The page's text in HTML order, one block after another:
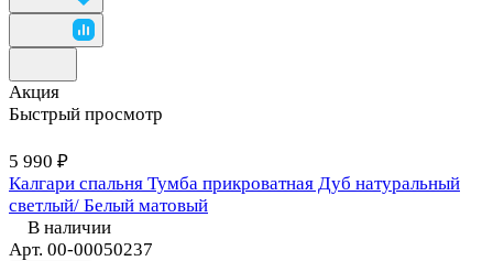
Акция
Быстрый просмотр
5 990 ₽
Калгари спальня Тумба прикроватная Дуб натуральный
светлый/ Белый матовый
В наличии
Арт. 00-00050237